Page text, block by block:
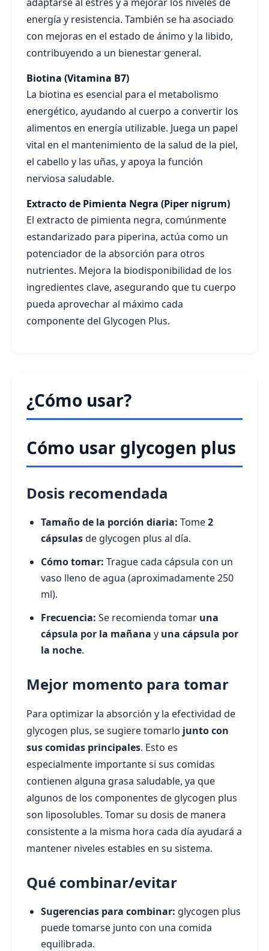
energía y resistencia. También se ha asociado
con mejoras en el estado de ánimo y la libido,
contribuyendo a un bienestar general.
Biotina (Vitamina B7)
La biotina es esencial para el metabolismo
energético, ayudando al cuerpo a convertir los
alimentos en energía utilizable. Juega un papel
vital en el mantenimiento de la salud de la piel,
el cabello y las uñas, y apoya la función
nerviosa saludable.
Extracto de Pimienta Negra (Piper nigrum)
El extracto de pimienta negra, comúnmente
estandarizado para piperina, actúa como un
potenciador de la absorción para otros
nutrientes. Mejora la biodisponibilidad de los
ingredientes clave, asegurando que tu cuerpo
pueda aprovechar al máximo cada
componente del Glycogen Plus.
¿Cómo usar?
Cómo usar glycogen plus
Dosis recomendada
Tamaño de la porción diaria: Tome2
cápsulasde glycogen plus al día.
Cómo tomar: Trague cada cápsula con un
vaso lleno de agua (aproximadamente 250
ml).
Frecuencia: Se recomienda tomar una
cápsula por la mañana y una cápsula por
la noche.
Mejor momento para tomar
Para optimizar la absorción y la efectividad de
glycogen plus, se sugiere tomarlo junto con
sus comidas principales. Esto es
especialmente importante si sus comidas
contienen alguna grasa saludable, ya que
algunos de los componentes de glycogen plus
son liposolubles. Tomar su dosis de manera
consistente a la misma hora cada día ayudará a
mantener niveles estables en su sistema.
Qué combinar/evitar
Sugerencias para combinar: glycogen plus
puede tomarse junto con una comida
equilibrada.